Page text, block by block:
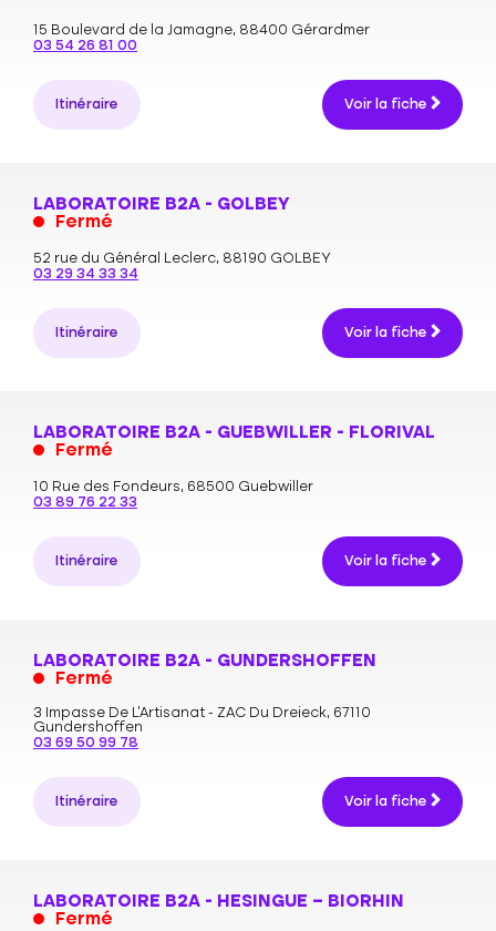
15 Boulevard de la Jamagne, 88400 Gérardmer
03 54 26 81 00
Itinéraire Voir la fiche
LABORATOIRE B2A - GOLBEY
Fermé
52 rue du Général Leclerc, 88190 GOLBEY
03 29 34 33 34
Itinéraire Voir la fiche
LABORATOIRE B2A - GUEBWILLER - FLORIVAL
Fermé
10 Rue des Fondeurs, 68500 Guebwiller
03 89 76 22 33
Itinéraire Voir la fiche
LABORATOIRE B2A - GUNDERSHOFFEN
Fermé
3 Impasse De L’Artisanat - ZAC Du Dreieck, 67110
Gundershoffen
03 69 50 99 78
Itinéraire Voir la fiche
LABORATOIRE B2A - HESINGUE – BIORHIN
Fermé